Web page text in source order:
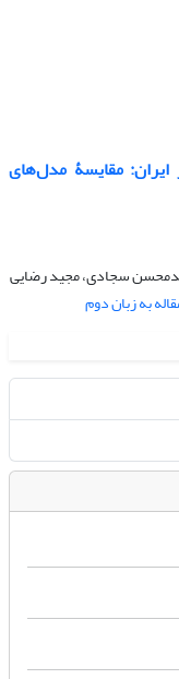
مقایسۀ مدل‌های
سجادی، مجید رضایی
به زبان دوم